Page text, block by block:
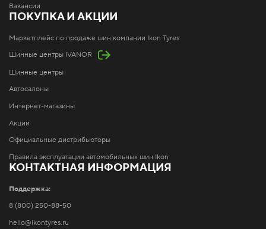
Вакансии
ПОКУПКА И АКЦИИ
Маркетплейс по продаже шин компании Ikon Tyres
Шинные центры IVANOR
Шинные центры
Автосалоны
Интернет-магазины
Акции
Официальные дистрибьюторы
Правила эксплуатации автомобильных шин Ikon
КОНТАКТНАЯ ИНФОРМАЦИЯ
Поддержка:
8 (800) 250-88-50
hello@ikontyres.ru